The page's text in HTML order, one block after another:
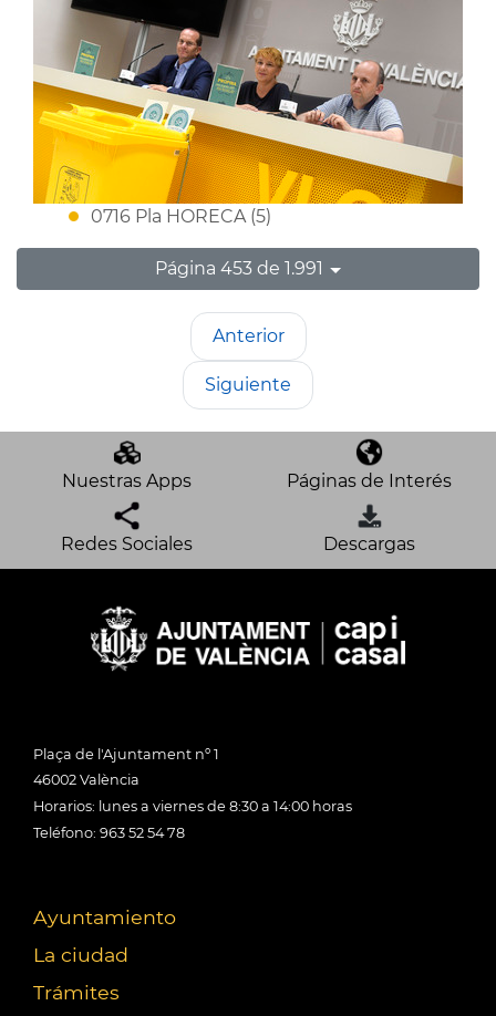
0716 Pla HORECA (5)
Página 453 de 1.991
Anterior
Siguiente
Nuestras Apps Páginas de Interés
Redes Sociales Descargas
Plaça de l'Ajuntament nº 1
46002 València
Horarios: lunes a viernes de 8:30 a 14:00 horas
Teléfono: 963 52 54 78
Ayuntamiento
La ciudad
Trámites